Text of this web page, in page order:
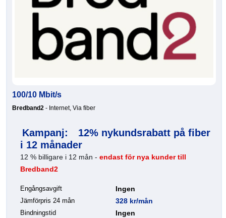
100/10 Mbit/s
Bredband2 - Internet, Via fiber
Kampanj:
12% nykundsrabatt på fiber
i 12 månader
12 % billigare i 12 mån - endast för nya kunder till
Bredband2
Engångsavgift Ingen
Jämförpris 24 mån 328 kr/mån
Bindningstid Ingen